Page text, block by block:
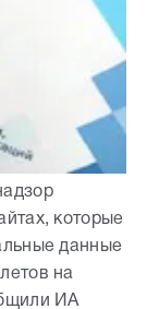
которые
данные
на
ИА